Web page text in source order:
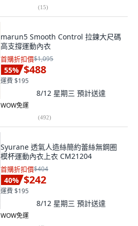
(15)
marun5 Smooth Control 拉鍊大尺碼
高支撐運動內衣
首購折扣價$1,095
55% $488
運費 $195
8/12 星期三 預計送達
WOW免運
(492)
Syurane 透氣人造絲簡約蕾絲無鋼圈
模杯運動內衣上衣 CM21204
首購折扣價$404
40% $242
運費 $195
8/12 星期三 預計送達
WOW免運